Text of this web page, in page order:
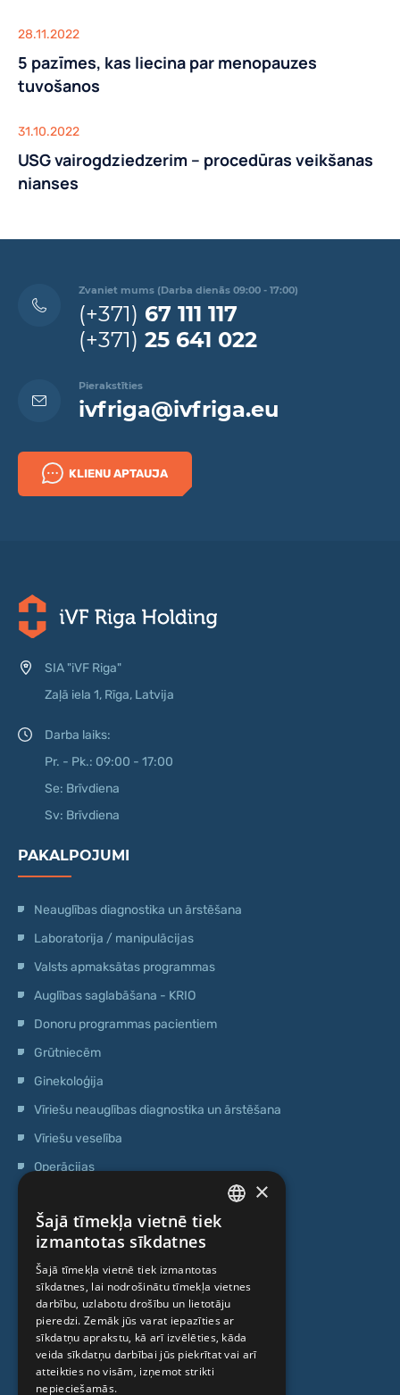
28.11.2022
5 pazīmes, kas liecina par menopauzes
tuvošanos
31.10.2022
USG vairogdziedzerim – procedūras veikšanas
nianses
Zvaniet mums (Darba dienās 09:00 - 17:00)
(+371) 67 111 117
(+371) 25 641 022
Pierakstīties
ivfriga@ivfriga.eu
KLIENU APTAUJA
SIA "iVF Riga"
Zaļā iela 1, Rīga, Latvija
Darba laiks:
Pr. - Pk.: 09:00 - 17:00
Se: Brīvdiena
Sv: Brīvdiena
PAKALPOJUMI
Neauglības diagnostika un ārstēšana
Laboratorija / manipulācijas
Valsts apmaksātas programmas
Auglības saglabāšana - KRIO
Donoru programmas pacientiem
Grūtniecēm
Ginekoloģija
Vīriešu neauglības diagnostika un ārstēšana
Vīriešu veselība
Operācijas
Anti-age speciālista konsultācija
Ambulatorais centrs
Cilmes šūnu centrs
PAR MUMS
Kas mēs esam
LATVIAN
RUSSIAN
LITHUANIAN
NORWEGIAN
×
Šajā tīmekļa vietnē tiek
izmantotas sīkdatnes
Šajā tīmekļa vietnē tiek izmantotas
sīkdatnes, lai nodrošinātu tīmekļa vietnes
darbību, uzlabotu drošību un lietotāju
pieredzi. Zemāk jūs varat iepazīties ar
sīkdatņu aprakstu, kā arī izvēlēties, kāda
veida sīkdatņu darbībai jūs piekrītat vai arī
atteikties no visām, izņemot strikti
nepieciešamās.